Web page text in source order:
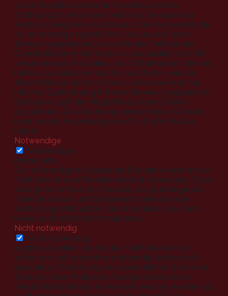
Diese Website verwendet Cookies, um Ihre
Erfahrung zu verbessern, während Sie durch die
Website navigieren. Von diesen Cookies werden die
als notwendig eingestuften Cookies auf Ihrem
Browser gespeichert, da sie für die Funktion der
Grundfunktionen der Website unerlässlich sind. Wir
verwenden auch Cookies von Drittanbietern, die uns
helfen, zu analysieren und zu verstehen, wie Sie
diese Website nutzen. Diese Cookies werden nur
mit Ihrer Zustimmung in Ihrem Browser gespeichert.
Sie haben auch die Möglichkeit, diese Cookies
abzulehnen. Die Ablehnung einiger dieser Cookies
kann jedoch Auswirkungen auf Ihr Surfverhalten
haben.
Notwendige
Notwendige
immer aktiv
Die notwendigen Cookies sind für das einwandfreie
Funktionieren der Website absolut notwendig. Diese
Kategorie umfasst nur Cookies, die grundlegende
Funktionalitäten und Sicherheitsmerkmale der
Website gewährleisten. Diese Cookies speichern
keine persönlichen Informationen.
Nicht notwendig
Nicht notwendig
Jegliche Cookies, die für das Funktionieren der
Website nicht besonders notwendig sind und die
speziell zur Sammlung von persönlichen Daten der
Benutzer über Analysen, Anzeigen und andere
eingebettete Inhalte verwendet werden, werden als